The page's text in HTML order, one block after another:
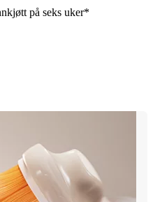
på seks uker*